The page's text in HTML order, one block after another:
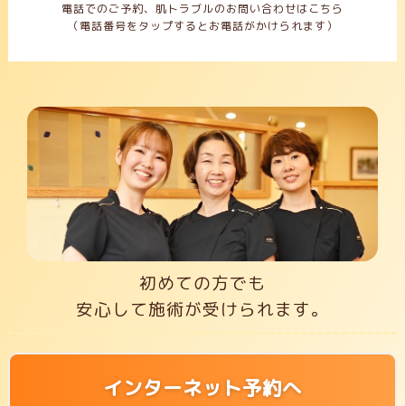
電話でのご予約、肌トラブルのお問い合わせはこちら
（電話番号をタップするとお電話がかけられます）
初めての方でも
安心して施術が受けられます。
インターネット予約へ